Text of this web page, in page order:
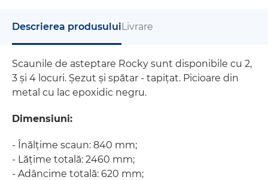
Descrierea produsuluiLivrare
Scaunile de asteptare Rocky sunt disponibile cu 2,
3 și 4 locuri. Șezut și spătar - tapițat. Picioare din
metal cu lac epoxidic negru.
Dimensiuni:
- Înălțime scaun: 840 mm;
​- Lățime totală: 2460 mm;
- Adâncime totală: 620 mm;